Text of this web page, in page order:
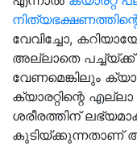
വേവിച്ചോ,
അല്ലാതെ
വേണമെങ്കിലും
ക്യാരറ്റിന്റെ
ശരീരത്തിന്
കുടിയ്ക്കുന്നതാണ്‌